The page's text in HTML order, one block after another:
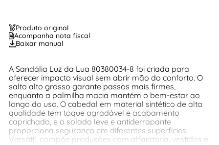
Produto original
Acompanha nota fiscal
Baixar manual
A Sandália Luz da Lua 80380034-8 foi criada para
oferecer impacto visual sem abrir mão do conforto. O
salto alto grosso garante passos mais firmes,
enquanto a palmilha macia mantém o bem-estar ao
longo do uso. O cabedal em material sintético de alta
qualidade tem toque agradável e acabamento
caprichado, e o solado leve e antiderrapante
proporciona segurança em diferentes superfícies.
Versátil, compõe produções com alfaiataria, vestidos e